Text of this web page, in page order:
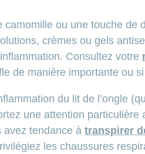
ou une touche de
crèmes ou gels
Consultez votre
de manière importante ou
du lit de l’ongle
une attention
avez tendance à transpirer
les chaussures